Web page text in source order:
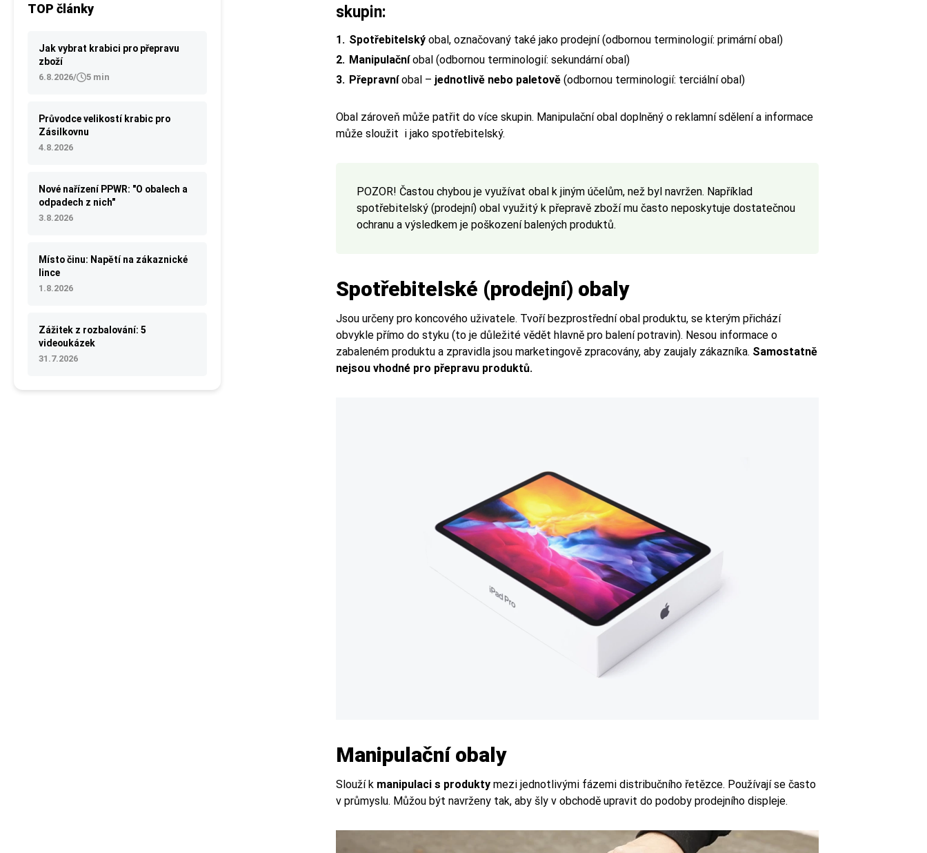
TOP články
Jak vybrat krabici pro přepravu
zboží
6.8.2026/ 5 min
Průvodce velikostí krabic pro
Zásilkovnu
4.8.2026
Nové nařízení PPWR: "O obalech a
odpadech z nich"
3.8.2026
Místo činu: Napětí na zákaznické
lince
1.8.2026
Zážitek z rozbalování: 5
videoukázek
31.7.2026
skupin:
Spotřebitelský obal, označovaný také jako prodejní (odbornou terminologií: primární obal)
Manipulačníobal (odbornou terminologií: sekundární obal)
Přepravníobal – jednotlivě nebo paletově (odbornou terminologií: terciální obal)
Obal zároveň může patřit do více skupin. Manipulační obal doplněný o reklamní sdělení a informace
může sloužit i jako spotřebitelský.
POZOR! Častou chybou je využívat obal k jiným účelům, než byl navržen. Například
spotřebitelský (prodejní) obal využitý k přepravě zboží mu často neposkytuje dostatečnou
ochranu a výsledkem je poškození balených produktů.
Spotřebitelské (prodejní) obaly
Jsou určeny pro koncového uživatele. Tvoří bezprostřední obal produktu, se kterým přichází
obvykle přímo do styku (to je důležité vědět hlavně pro balení potravin). Nesou informace o
zabaleném produktu a zpravidla jsou marketingově zpracovány, aby zaujaly zákazníka. Samostatně
nejsou vhodné pro přepravu produktů.
Manipulační obaly
Slouží k manipulaci s produkty mezi jednotlivými fázemi distribučního řetězce. Používají se často
v průmyslu. Můžou být navrženy tak, aby šly v obchodě upravit do podoby prodejního displeje.